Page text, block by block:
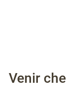
Venir